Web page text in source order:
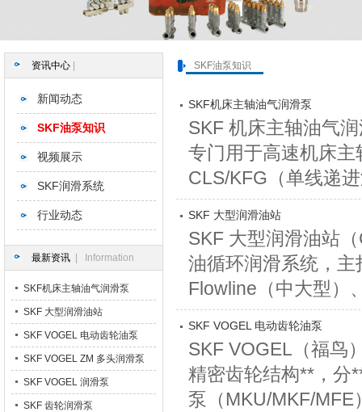
资讯中心
新闻动态
SKF油泵知识
视频展示
SKF润滑系统
行业动态
最新资讯 | Information
SKF机床主轴油气润滑泵
SKF 大型润滑油站
SKF VOGEL 电动齿轮油泵
SKF VOGEL ZM 多头润滑泵
SKF VOGEL 润滑泵
SKF 齿轮润滑泵
SKF油泵知识
SKF机床主轴油气润滑泵
SKF 机床主轴油气
专门用于高速机床
CLS/KFG（单线递
SKF 大型润滑油站
SKF 大型润滑油站
油循环润滑系统，
Flowline（中大型）
SKF VOGEL 电动齿轮油泵
SKF VOGEL（福鸟
精密齿轮结构**，分
泵（MKU/MKF/